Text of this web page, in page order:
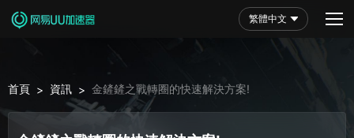
繁體中文
首頁 > 資訊 > 金鏟鏟之戰轉圈的快速解決方案!